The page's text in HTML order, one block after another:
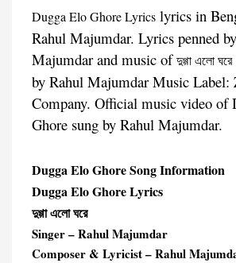
Dugga Elo Ghore Lyrics lyrics in
Rahul Majumdar. Lyrics penned
Majumdar and music ofদুগ্গা এলো ঘরে
by Rahul Majumdar Music Label:
Company. Official music video of
Ghore sung by Rahul Majumdar.
Dugga Elo Ghore Song Information
Dugga Elo Ghore Lyrics
দুগ্গা এলো ঘরে
Singer – Rahul Majumdar
Composer & Lyricist – Rahul